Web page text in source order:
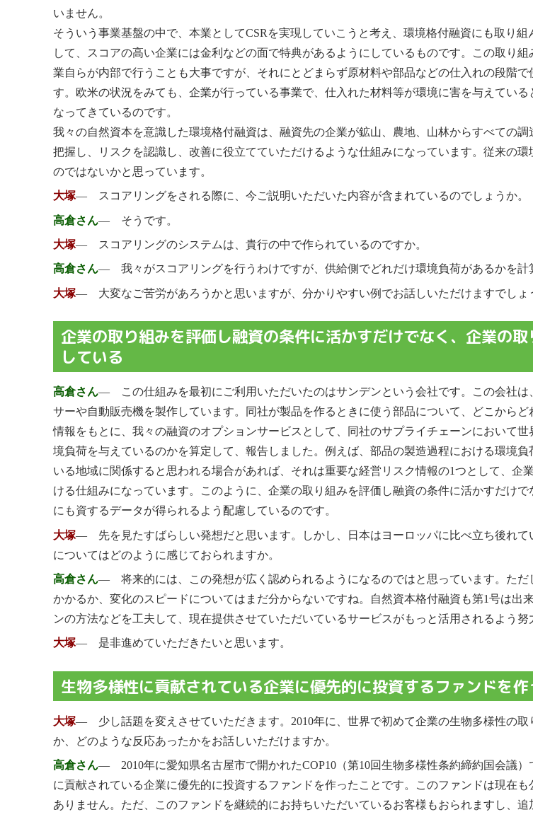
いません。
そういう事業基盤の中で、本業としてCSRを実現していこうと考え、環境格付融資にも取り
して、スコアの高い企業には金利などの面で特典があるようにしているものです。この取り
業自らが内部で行うことも大事ですが、それにとどまらず原材料や部品などの仕入れの段階
す。欧米の状況をみても、企業が行っている事業で、仕入れた材料等が環境に害を与えてい
なってきているのです。
我々の自然資本を意識した環境格付融資は、融資先の企業が鉱山、農地、山林からすべての
把握し、リスクを認識し、改善に役立てていただけるような仕組みになっています。従来の
のではないかと思っています。
大塚― スコアリングをされる際に、今ご説明いただいた内容が含まれているのでしょうか。
高倉さん― そうです。
大塚― スコアリングのシステムは、貴行の中で作られているのですか。
高倉さん― 我々がスコアリングを行うわけですが、供給側でどれだけ環境負荷があるかを計
大塚― 大変なご苦労があろうかと思いますが、分かりやすい例でお話しいただけますでしょ
企業の取り組みを評価し融資の条件に活かすだけでなく、企業の
している
高倉さん― この仕組みを最初にご利用いただいたのはサンデンという会社です。この会社は
サーや自動販売機を製作しています。同社が製品を作るときに使う部品について、どこから
情報をもとに、我々の融資のオプションサービスとして、同社のサプライチェーンにおいて
境負荷を与えているのかを算定して、報告しました。例えば、部品の製造過程における環境
いる地域に関係すると思われる場合があれば、それは重要な経営リスク情報の1つとして、企
ける仕組みになっています。このように、企業の取り組みを評価し融資の条件に活かすだけ
にも資するデータが得られるよう配慮しているのです。
大塚― 先を見たすばらしい発想だと思います。しかし、日本はヨーロッパに比べ立ち後れて
についてはどのように感じておられますか。
高倉さん― 将来的には、この発想が広く認められるようになるのではと思っています。た
かかるか、変化のスピードについてはまだ分からないですね。自然資本格付融資も第1号は
ンの方法などを工夫して、現在提供させていただいているサービスがもっと活用されるよう努
大塚― 是非進めていただきたいと思います。
生物多様性に貢献されている企業に優先的に投資するファンドを作
大塚― 少し話題を変えさせていただきます。2010年に、世界で初めて企業の生物多様性の
か、どのような反応あったかをお話しいただけますか。
高倉さん― 2010年に愛知県名古屋市で開かれたCOP10（第10回生物多様性条約締約国会議
に貢献されている企業に優先的に投資するファンドを作ったことです。このファンドは現在
ありません。ただ、このファンドを継続的にお持ちいただいているお客様もおられますし、追